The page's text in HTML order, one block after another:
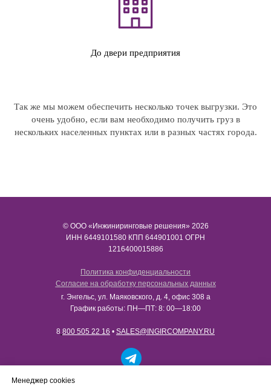
Менеджер cookies
До двери предприятия
Так же мы можем обеспечить несколько точек выгрузки. Это
очень удобно, если вам необходимо получить груз в
нескольких населенных пунктах или в разных частях города.
© ООО «Инжиниринговые решения» 2026
ИНН​​​​​​​ 6449101580 КПП 644901001 ОГРН
1216400015886
Политика конфиденциальности
Согласие на обработку персональных данных
Работаем только с юридическими лицами в рамках
г. Энгельс, ул. Маяковского, д. 4, офис 308 а
График работы: ПН—ПТ: 8: 00—18:00
8 800 505 22 16 • SALES@INGIRCOMPANY.RU